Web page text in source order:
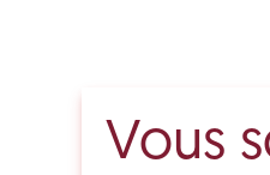
Vous